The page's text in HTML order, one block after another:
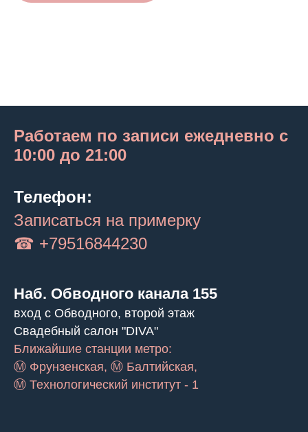
Работаем по записи ежедневно с
10:00 до 21:00
Телефон:
Записаться на примерку
☎ +79516844230
Наб. Обводного канала 155
вход с Обводного, второй этаж
Свадебный салон "DIVA"
Ближайшие станции метро:
Ⓜ Фрунзенская, Ⓜ Балтийская,
Ⓜ Технологический институт - 1